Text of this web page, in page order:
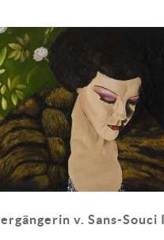
v. Sans-Souci I